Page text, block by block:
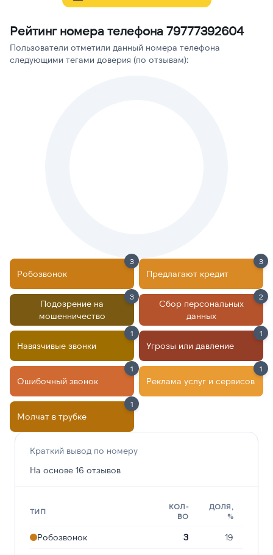
Рейтинг номера телефона 79777392604
Пользователи отметили данный номера телефона
следующими тегами доверия (по отзывам):
Робозвонок
3
Предлагают кредит
3
Подозрение на
мошенничество
3
Сбор персональных
данных
2
Навязчивые звонки
1
Угрозы или давление
1
Ошибочный звонок
1
Реклама услуг и сервисов
1
Молчат в трубке
1
Краткий вывод по номеру
На основе 16 отзывов
ТИП
КОЛ-
ВО
ДОЛЯ,
%
Робозвонок 3 19